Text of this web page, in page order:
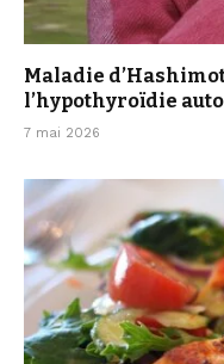
Maladie
l’hypothyroïdie
7 mai 2026